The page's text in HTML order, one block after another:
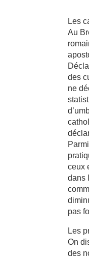
Les
Au
des
ne
ceux
dans
pas
Les
On
des